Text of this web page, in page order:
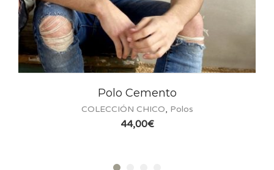
Polo Cemento
COLECCIÓN CHICO,Polos